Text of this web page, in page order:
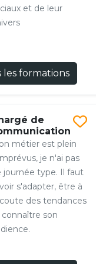
et de leur
les formations
de
métier est plein
je n'ai pas
journée type. Il faut
s'adapter, être à
des tendances
son